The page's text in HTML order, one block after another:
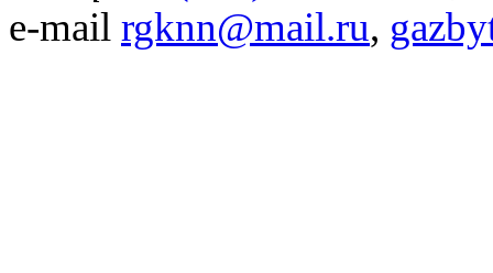
e-mail rgknn@mail.ru,